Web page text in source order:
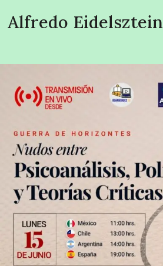
Alfredo Eidelsztein